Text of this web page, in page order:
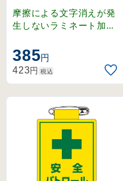
ン式 安全週番 (12601
0)
摩擦による文字消えが発
生しないラミネート加工
385円
423円 税込